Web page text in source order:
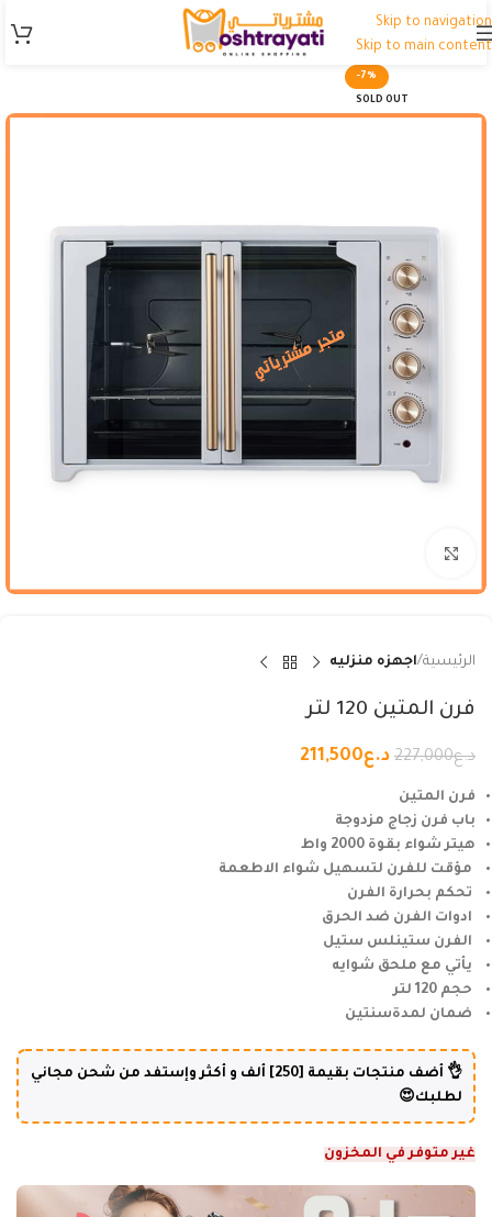
Skip to navigation
Skip to main content
-7%
SOLD OUT
الرئيسية اجهزه منزليه
فرن المتين 120 لتر
د.ع227,000 د.ع211,500
فرن المتين
باب فرن زجاج مزدوجة
هيتر شواء بقوة 2000 واط
مؤقت للفرن لتسهيل شواء الاطعمة
تحكم بحرارة الفرن
ادوات الفرن ضد الحرق
الفرن ستينلس ستيل
يأتي مع ملحق شوايه
حجم 120 لتر
ضمان لمدةسنتين
👌 أضف منتجات بقيمة [250] ألف و أكثر وإستفد من شحن مجاني
لطلبك😍
غير متوفر في المخزون